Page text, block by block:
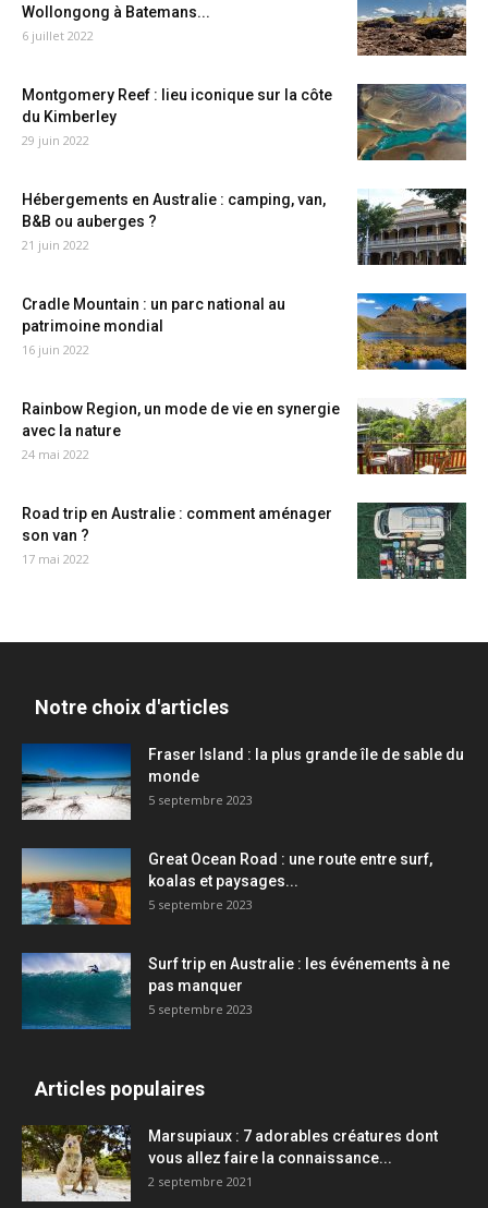
Wollongong à Batemans...
6 juillet 2022
Montgomery Reef : lieu iconique sur la côte
du Kimberley
29 juin 2022
Hébergements en Australie : camping, van,
B&B ou auberges ?
21 juin 2022
Cradle Mountain : un parc national au
patrimoine mondial
16 juin 2022
Rainbow Region, un mode de vie en synergie
avec la nature
24 mai 2022
Road trip en Australie : comment aménager
son van ?
17 mai 2022
Notre choix d'articles
Fraser Island : la plus grande île de sable du
monde
5 septembre 2023
Great Ocean Road : une route entre surf,
koalas et paysages...
5 septembre 2023
Surf trip en Australie : les événements à ne
pas manquer
5 septembre 2023
Articles populaires
Marsupiaux : 7 adorables créatures dont
vous allez faire la connaissance...
2 septembre 2021